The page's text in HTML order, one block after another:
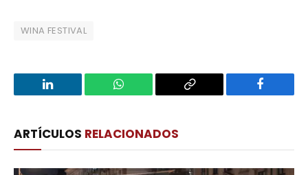
WINA FESTIVAL
LinkedIn WhatsApp
Copy
Facebook
ARTÍCULOS RELACIONADOS